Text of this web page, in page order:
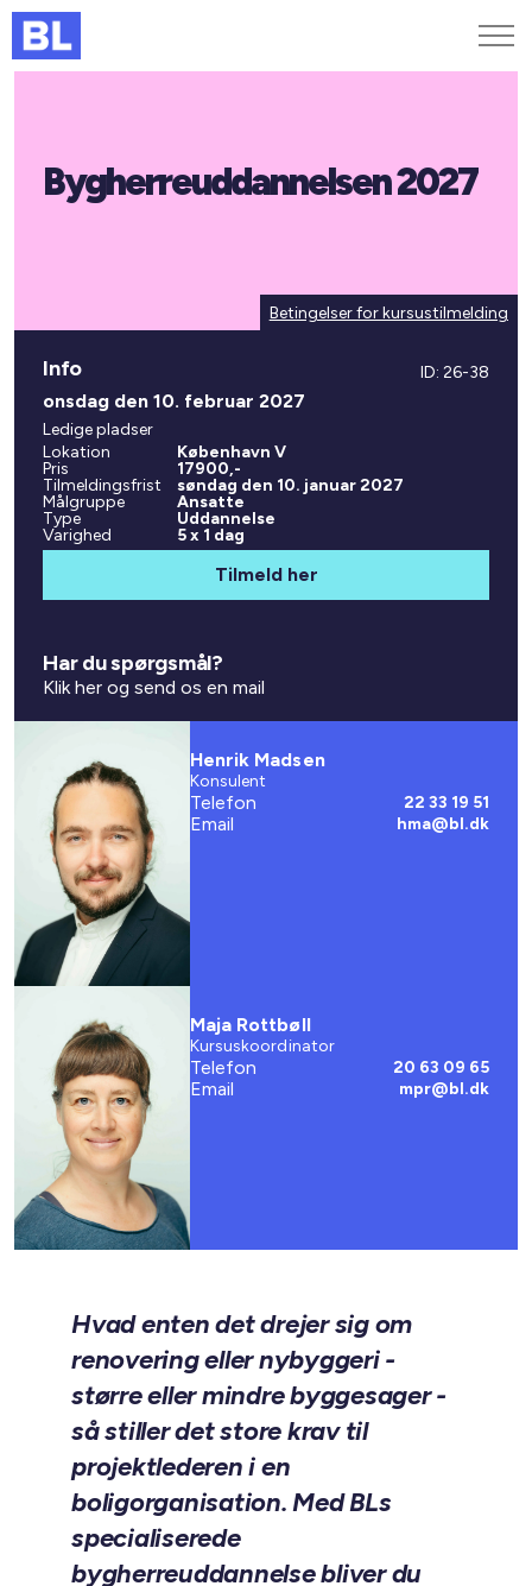
Find medarbejder
Kurser og arrangementer
Bygherreuddannelsen 2027
Hvad enten det drejer sig om
renovering eller nybyggeri -
større eller mindre byggesager -
så stiller det store krav til
projektlederen i en
boligorganisation. Med BLs
specialiserede
bygherreuddannelse bliver du
Betingelser for kursustilmelding
Info ID: 26-38
onsdag den 10. februar 2027
Ledige pladser
Lokation
København V
Pris
17900,-
Tilmeldingsfrist
søndag den 10. januar 2027
Målgruppe
Ansatte
Type
Uddannelse
Varighed
5 x 1 dag
Tilmeld her
Har du spørgsmål?
Klik her og send os en mail
Henrik Madsen
Konsulent
Telefon 22 33 19 51
Email hma@bl.dk
Maja Rottbøll
Kursuskoordinator
Telefon 20 63 09 65
Email mpr@bl.dk